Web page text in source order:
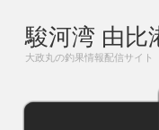
駿河湾 由比
大政丸の釣果情報配信サイト